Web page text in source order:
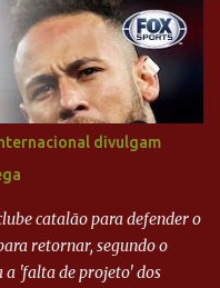
divulgam
catalão para defender o
retornar, segundo o
'falta de projeto' dos